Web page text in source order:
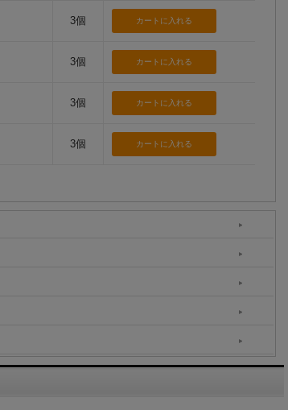
3個
3個
3個
3個